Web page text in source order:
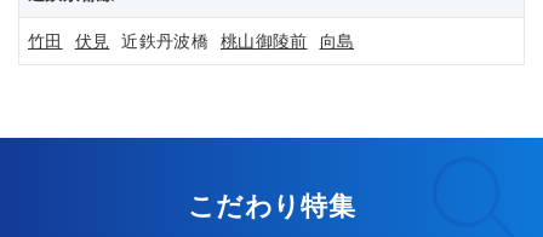
竹田 伏見 近鉄丹波橋 桃山御陵前 向島
こだわり特集